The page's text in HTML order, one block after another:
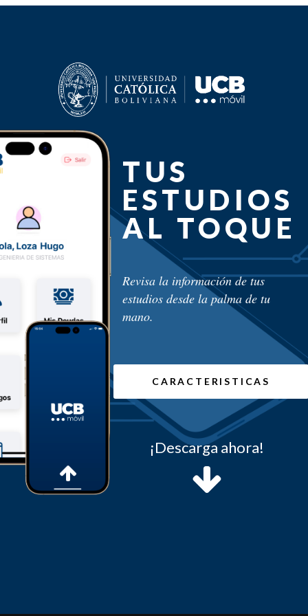
TUS
ESTUDIOS
AL TOQUE
Revisa la información de tus
estudios desde la palma de tu
mano.
¡Descarga ahora!
CARACTERISTICAS